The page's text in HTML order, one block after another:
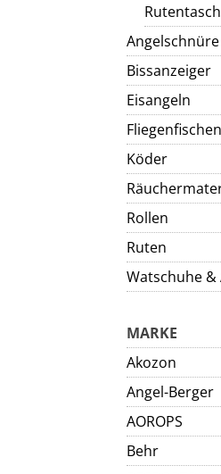
Angelschnüre
Bissanzeiger
Eisangeln
Fliegenfischen
Köder
Rollen
Ruten
Watschuhe
MARKE
Akozon
Angel-Berger
AOROPS
Behr